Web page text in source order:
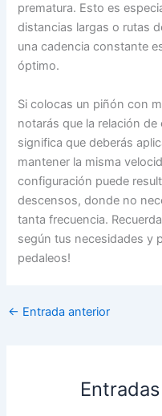
prematura. Esto es
distancias largas o rutas
una cadencia constante
óptimo.
Si colocas un piñón con
notarás que la relación
significa que deberás
mantener la misma
configuración puede
descensos, donde no
tanta frecuencia.
según tus necesidades y
pedaleos!
← Entrada anterior